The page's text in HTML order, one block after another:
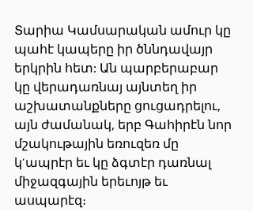
Տարիա Կամսարական ամուր կը
պահէ կապերը իր ծննդավայր
երկրին հետ: Ան պարբերաբար
կը վերադառնայ այնտեղ իր
աշխատանքները ցուցադրելու,
այն ժամանակ, երբ Գահիրէն նոր
մշակութային եռուզեռ մը
կ’ապրէր եւ կը ձգտէր դառնալ
միջազգային երեւոյթ եւ
ասպարէզ։